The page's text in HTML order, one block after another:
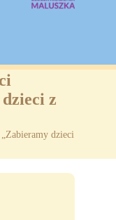
z
dzieci